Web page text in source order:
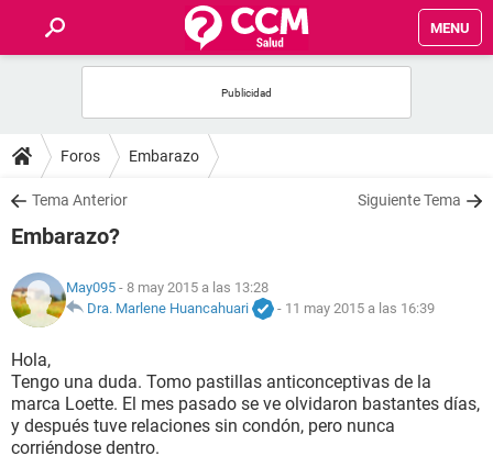
MENU
FOROS
SALUD
NUTRICIÓN
BIENESTAR
SEXUALIDAD
Foros Embarazo
Tema Anterior Siguiente Tema
Embarazo?
May095 - 8 may 2015 a las 13:28
Dra. Marlene Huancahuari
- 11 may 2015 a las 16:39
Hola,
Tengo una duda. Tomo pastillas anticonceptivas de la
marca Loette. El mes pasado se ve olvidaron bastantes días,
y después tuve relaciones sin condón, pero nunca
corriéndose dentro.